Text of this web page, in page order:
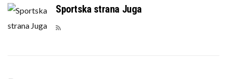
Sportska strana Juga